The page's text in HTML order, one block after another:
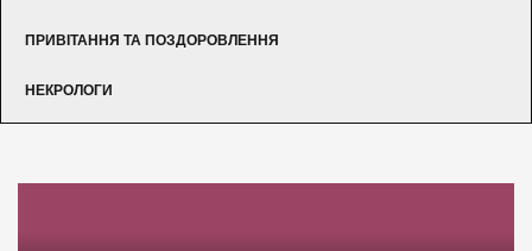
ПРИВІТАННЯ ТА ПОЗДОРОВЛЕННЯ
НЕКРОЛОГИ